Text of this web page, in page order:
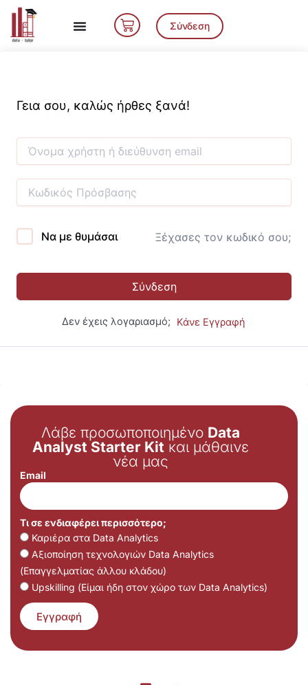
Μετάβαση
περιεχόμενο
Cart Σύνδεση
Γεια σου, καλώς ήρθες ξανά!
Να με θυμάσαι Ξέχασες τον κωδικό σου;
Σύνδεση
Δεν έχεις λογαριασμό; Κάνε Εγγραφή
Λάβε προσωποποιημένο Data
Analyst Starter Kit και μάθαινε
νέα μας
Email
Τι σε ενδιαφέρει περισσότερο;
Καριέρα στα Data Analytics
Αξιοποίηση τεχνολογιών Data Analytics
(Επαγγελματίας άλλου κλάδου)
Upskilling (Είμαι ήδη στον χώρο των Data Analytics)
Εγγραφή